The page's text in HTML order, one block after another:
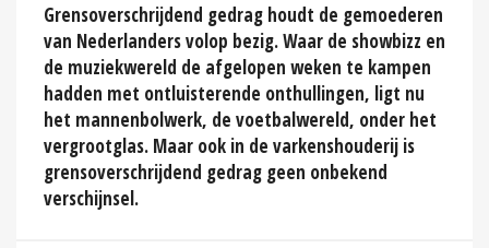
Grensoverschrijdend gedrag houdt de gemoederen
van Nederlanders volop bezig. Waar de showbizz en
de muziekwereld de afgelopen weken te kampen
hadden met ontluisterende onthullingen, ligt nu
het mannenbolwerk, de voetbalwereld, onder het
vergrootglas. Maar ook in de varkenshouderij is
grensoverschrijdend gedrag geen onbekend
verschijnsel.